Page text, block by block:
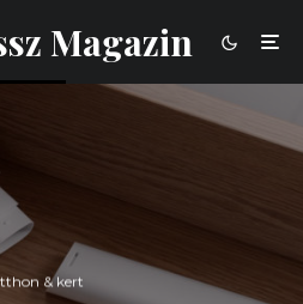
Magazin
& kert